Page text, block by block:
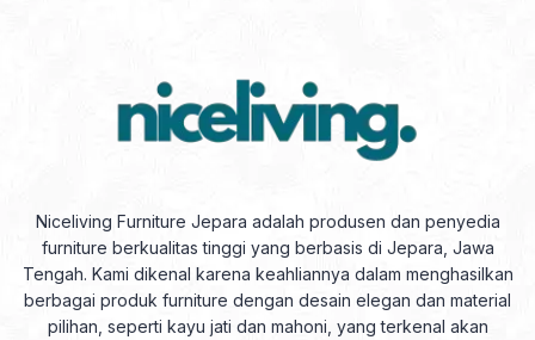
Niceliving Furniture Jepara adalah produsen dan penyedia
furniture berkualitas tinggi yang berbasis di Jepara, Jawa
Tengah. Kami dikenal karena keahliannya dalam menghasilkan
berbagai produk furniture dengan desain elegan dan material
pilihan, seperti kayu jati dan mahoni, yang terkenal akan